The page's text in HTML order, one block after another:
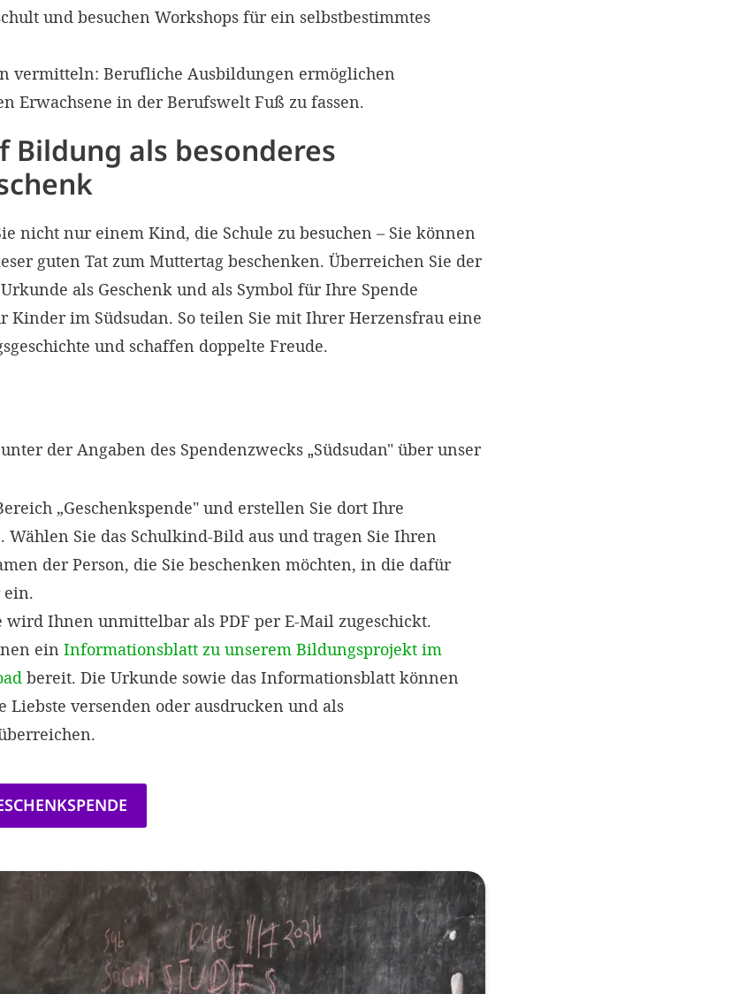
und besuchen Workshops für ein selbstbestimmtes
vermitteln: Berufliche Ausbildungen ermöglichen
Erwachsene in der Berufswelt Fuß zu fassen.
Bildung als besonderes
nicht nur einem Kind, die Schule zu besuchen – Sie können
guten Tat zum Muttertag beschenken. Überreichen Sie der
als Geschenk und als Symbol für Ihre Spende
Kinder im Südsudan. So teilen Sie mit Ihrer Herzensfrau eine
und schaffen doppelte Freude.
der Angaben des Spendenzwecks „Südsudan" über unser
„Geschenkspende" und erstellen Sie dort Ihre
Sie das Schulkind-Bild aus und tragen Sie Ihren
der Person, die Sie beschenken möchten, in die dafür
ein.
wird Ihnen unmittelbar als PDF per E-Mail zugeschickt.
ein Informationsblatt zu unserem Bildungsprojekt im
bereit. Die Urkunde sowie das Informationsblatt können
Liebste versenden oder ausdrucken und als